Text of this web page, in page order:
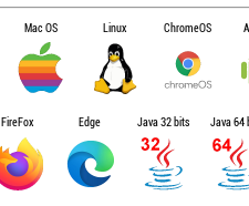
Mac OS Linux ChromeOS
FireFox Edge Java 32 bits Java 64